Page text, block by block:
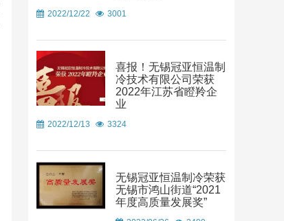
2022/12/22 3001
喜报！无锡冠亚恒温制
冷技术有限公司荣获
2022年江苏省瞪羚企
业
2022/12/13 3324
无锡冠亚恒温制冷荣获
无锡市鸿山街道“2021
年度高质量发展奖”